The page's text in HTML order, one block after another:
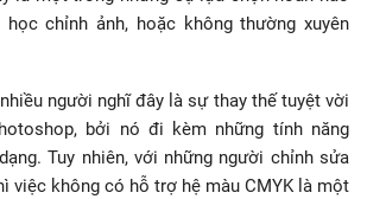
chỉnh ảnh, hoặc không thường xuyên
người nghĩ đây là sự thay thế tuyệt vời
bởi nó đi kèm những tính năng
Tuy nhiên, với những người chỉnh sửa
việc không có hỗ trợ hệ màu CMYK là một